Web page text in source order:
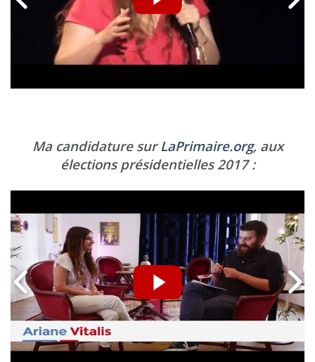
Ma candidature sur LaPrimaire.org, aux
élections présidentielles 2017 :